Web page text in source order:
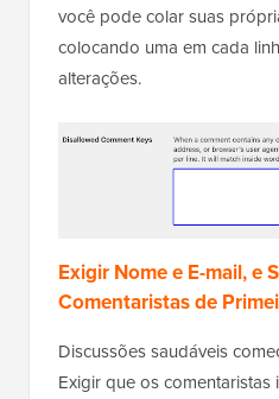
você pode colar suas
colocando uma em cada
alterações.
Exigir Nome e E-mail, e
Comentaristas de
Discussões saudáveis
Exigir que os